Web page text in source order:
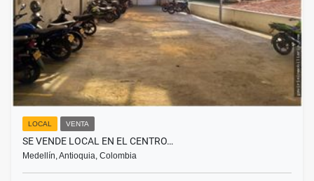
LOCAL VENTA
SE VENDE LOCAL EN EL CENTRO…
Medellín, Antioquia, Colombia